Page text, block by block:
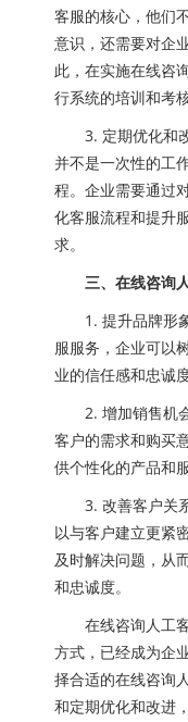
客服的核心，他们
意识，还需要对企
此，在实施在线咨
行系统的培训和考
3. 定期优化和改
并不是一次性的工
程。企业需要通过
化客服流程和提升
求。
三、在线咨询
1. 提升品牌形象
服服务，企业可以
业的信任感和忠诚度
2. 增加销售机会
客户的需求和购买
供个性化的产品和
3. 改善客户关系
以与客户建立更紧
及时解决问题，从
和忠诚度。
在线咨询人工客
方式，已经成为企
择合适的在线咨询
和定期优化和改进